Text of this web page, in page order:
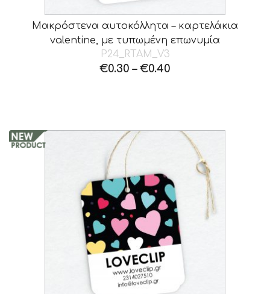
Μακρόστενα αυτοκόλλητα – καρτελάκια
valentine, με τυπωμένη επωνυμία
P24_RTAM_V3
€0.30 – €0.40